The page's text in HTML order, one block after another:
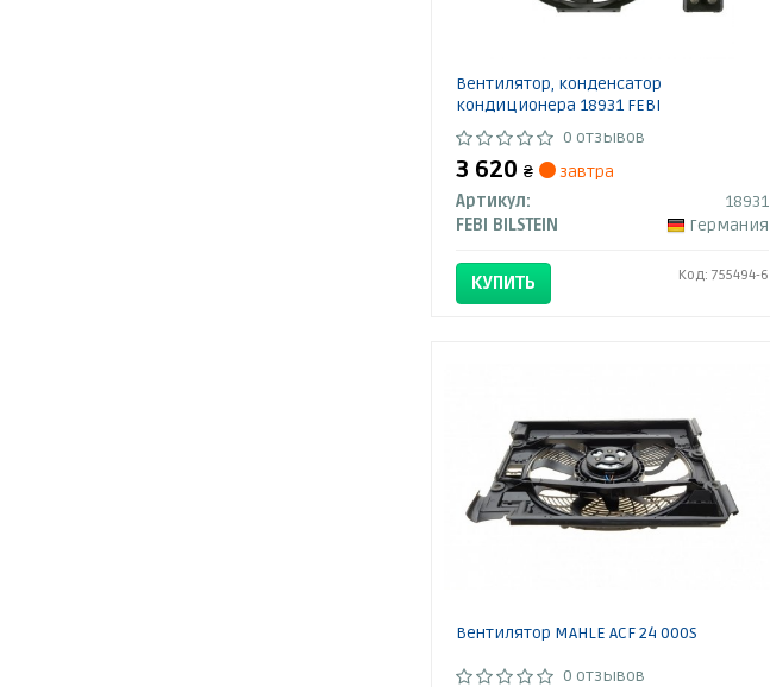
Вентилятор, конденсатор
кондиционера 18931 FEBI
0 отзывов
3 620 ₴
завтра
Артикул:
18931
FEBI BILSTEIN
Германия
КУПИТЬ Код: 755494-6
Вентилятор MAHLE ACF 24 000S
0 отзывов